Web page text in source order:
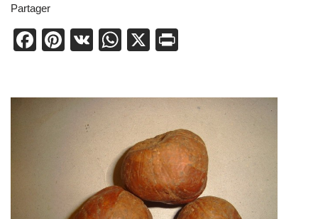
Partager
F
b
Pi
e
V
W
s
p
p
X